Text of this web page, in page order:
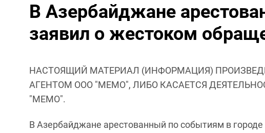
В Азербайджане
заявил о жестоком
НАСТОЯЩИЙ МАТЕРИАЛ (ИНФОРМАЦИЯ)
АГЕНТОМ ООО "МЕМО", ЛИБО КАСАЕТСЯ
"МЕМО".
В Азербайджане арестованный по событиям в городе